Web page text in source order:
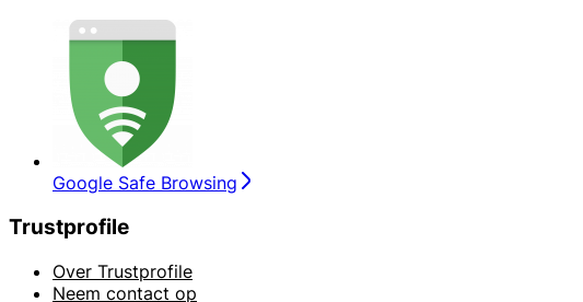
Google Safe Browsing
Trustprofile
Over Trustprofile
Neem contact op